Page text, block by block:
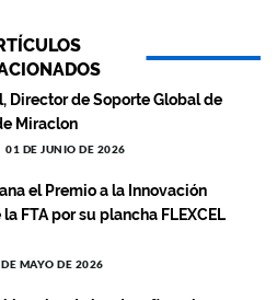
Director de Soporte Global de
Miraclon
01 DE JUNIO DE 2026
el Premio a la Innovación
FTA por su plancha FLEXCEL
MAYO DE 2026